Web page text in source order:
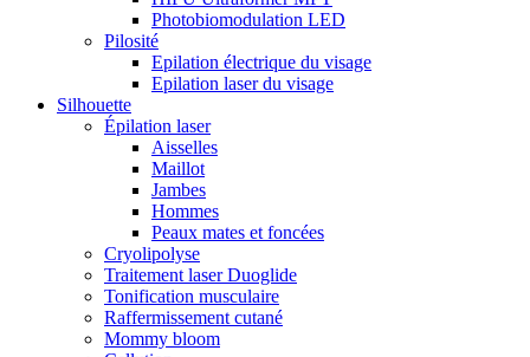
Photobiomodulation LED
Pilosité
Epilation électrique du visage
Epilation laser du visage
Silhouette
Épilation laser
Aisselles
Maillot
Jambes
Hommes
Peaux mates et foncées
Cryolipolyse
Traitement laser Duoglide
Tonification musculaire
Raffermissement cutané
Mommy bloom